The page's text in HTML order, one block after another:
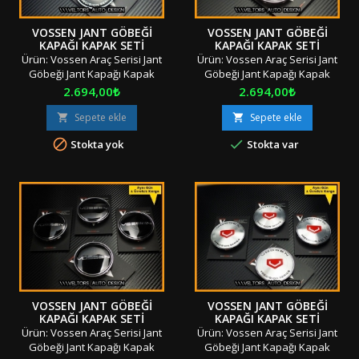
VOSSEN JANT GÖBEĞI
KAPAĞI KAPAK SETI
Ürün: Vossen Araç Serisi Jant
Göbeği Jant Kapağı Kapak
Seti Adet: 4 Parça Boyut: 6.5 /
6.8 cm Materyal: OEM
Ürün/Tırnaklı / Geçmeli
Uyumluluk: Vosssen BMW ve
Replika JantlarNot:Jant
Dikkate Alınız!J2/2 + L1"Orjinal
/ Orijinal Kutusunda / Özel
Ambalajında" "" Stok Ürünü
&amp; Aynı Gün &amp; Hızlı...
Fiyat
2.694,00₺
 Sepete ekle
 Stokta yok
VOSSEN JANT GÖBEĞI
KAPAĞI KAPAK SETI
Ürün: Vossen Araç Serisi Jant
Göbeği Jant Kapağı Kapak
Seti Adet: 4 Parça Boyut: 6.5 /
6.8 cm Materyal: OEM
Ürün/Tırnaklı / Geçmeli
Uyumluluk: Vosssen BMW ve
Replika JantlarNot:Jant
Dikkate Alınız!J2/2 + L1"Orjinal
/ Orijinal Kutusunda / Özel
Ambalajında" "" Stok Ürünü
&amp; Aynı Gün &amp; Hızlı...
Fiyat
2.694,00₺
 Sepete ekle
 Stokta var
VOSSEN JANT GÖBEĞI
KAPAĞI KAPAK SETI
Ürün: Vossen Araç Serisi Jant
Göbeği Jant Kapağı Kapak
VOSSEN JANT GÖBEĞI
KAPAĞI KAPAK SETI
Ürün: Vossen Araç Serisi Jant
Göbeği Jant Kapağı Kapak